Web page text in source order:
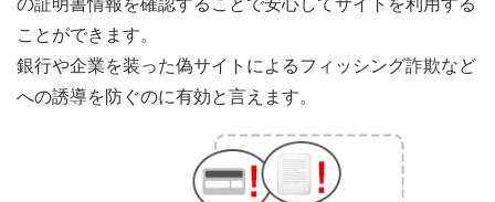
の証明書情報を確認することで安心してサイトを利用する
ことができます。
銀行や企業を装った偽サイトによるフィッシング詐欺など
への誘導を防ぐのに有効と言えます。